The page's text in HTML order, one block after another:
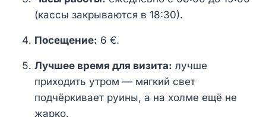
(кассы закрываются в 18:30).
Посещение: 6 €.
Лучшее время для визита: лучше
приходить утром — мягкий свет
подчёркивает руины, а на холме ещё не
жарко.